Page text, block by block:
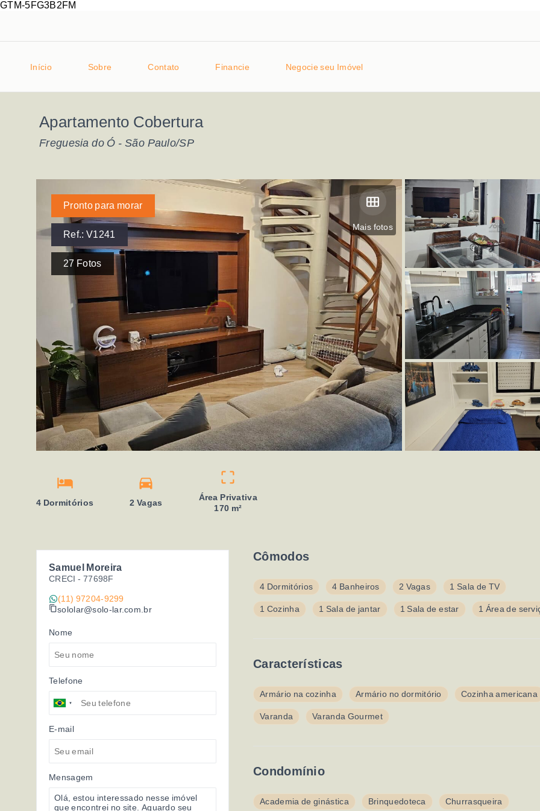
GTM-5FG3B2FM
Início Sobre Contato Financie Negocie seu Imóvel
Apartamento Cobertura
Freguesia do Ó - São Paulo/SP
Mais fotos
Pronto para morar
Ref.:V1241
27 Fotos
4 Dormitórios 2 Vagas
Área Privativa
170 m²
Samuel Moreira
CRECI - 77698F
(11) 97204-9299
sololar@solo-lar.com.br
Nome
Telefone
E-mail
Mensagem
Cômodos
4 Dormitórios 4 Banheiros 2 Vagas 1 Sala de TV
1 Cozinha 1 Sala de jantar 1 Sala de estar 1 Área de
Características
Armário na cozinha Armário no dormitório Cozinha americana
Varanda Varanda Gourmet
Condomínio
Academia de ginástica Brinquedoteca Churrasqueira